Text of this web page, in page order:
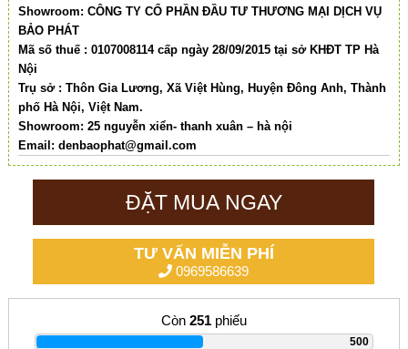
Showroom: CÔNG TY CỔ PHẦN ĐẦU TƯ THƯƠNG MẠI DỊCH VỤ
BẢO PHÁT
Mã số thuế : 0107008114 cấp ngày 28/09/2015 tại sở KHĐT TP Hà
Nội
Trụ sở : Thôn Gia Lương, Xã Việt Hùng, Huyện Đông Anh, Thành
phố Hà Nội, Việt Nam.
Showroom: 25 nguyễn xiển- thanh xuân – hà nội
Email: denbaophat@gmail.com
ĐẶT MUA NGAY
TƯ VẤN MIỄN PHÍ
0969586639
Còn 251phiếu
500
|